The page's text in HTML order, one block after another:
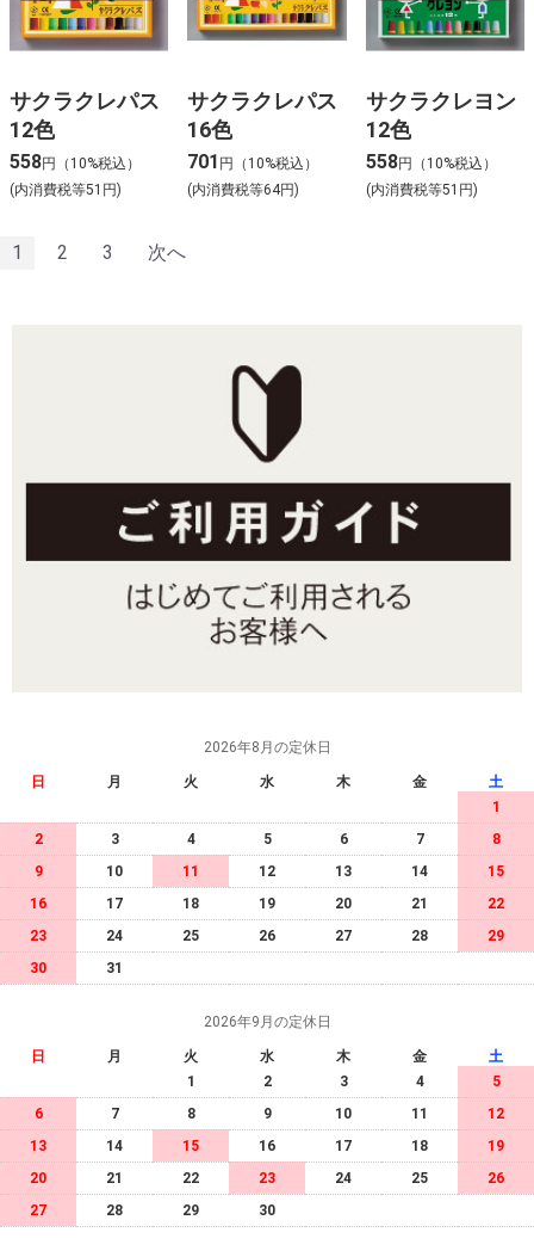
サクラクレパス
12色
558円（10%税込）
(内消費税等51円)
サクラクレパス
16色
701 円（10%税込）
(内消費税等64円)
サクラクレヨン
12色
558円（10%税込）
(内消費税等51円)
1 2 3 次へ
2026年8月の定休日
日 月 火 水 木 金
土
1
2
3 4 5 6 7
8
9
10 11 12 13 14
15
16
17 18 19 20 21
22
23
24 25 26 27 28
29
30
31
2026年9月の定休日
日 月 火 水 木 金
土
1
2 3 4
5
6
7 8 9 10 11
12
13
14 15 16 17 18
19
20
21 22 23 24 25
26
27
28 29 30